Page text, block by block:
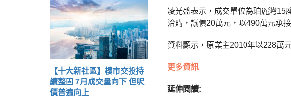
【十大新社區】樓市交投持
續整固 7月成交量向下 但呎
價普遍向上
凌光盛表示，成交單位為珀麗灣15
洽購，議價20萬元，以490萬元承
資料顯示，原業主2010年以228萬
更多資訊
延伸閱讀: